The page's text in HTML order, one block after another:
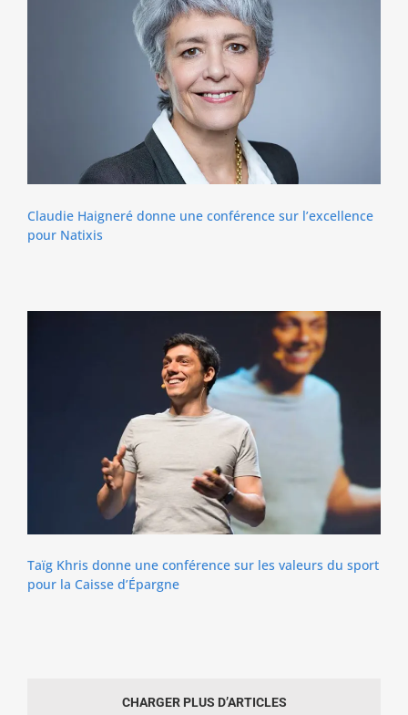
Claudie Haigneré donne une conférence sur l’excellence
pour Natixis
Taïg Khris donne une conférence sur les valeurs du sport
pour la Caisse d’Épargne
CHARGER PLUS D’ARTICLES